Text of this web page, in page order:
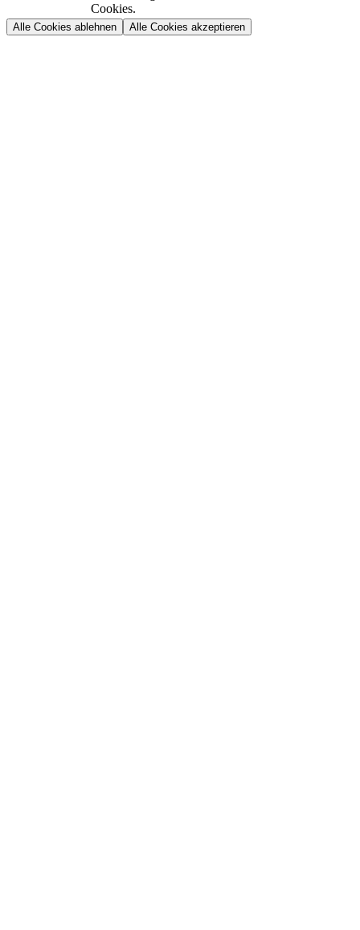
Cookies.
Alle Cookies ablehnen Alle Cookies akzeptieren